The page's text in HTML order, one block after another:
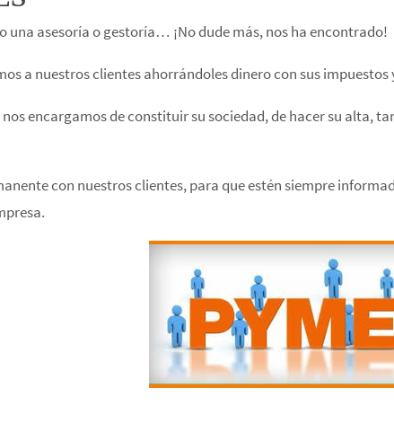
una asesoría o gestoría… ¡No dude más, nos ha encontrado!
a nuestros clientes ahorrándoles dinero con sus impuestos
nos encargamos de constituir su sociedad, de hacer su alta,
con nuestros clientes, para que estén siempre